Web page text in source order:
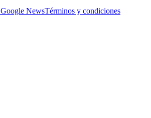
Google NewsTérminos y condiciones